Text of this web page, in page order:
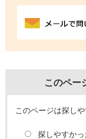
このペー
このページは探し
探しやすかっ